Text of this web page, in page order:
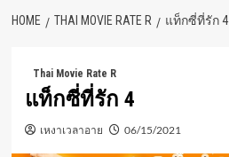
HOME THAI MOVIE RATE R แท็กซี่ที่รัก 4
Thai Movie Rate R
แท็กซี่ที่รัก 4
เหงาเวลาอาย 06/15/2021